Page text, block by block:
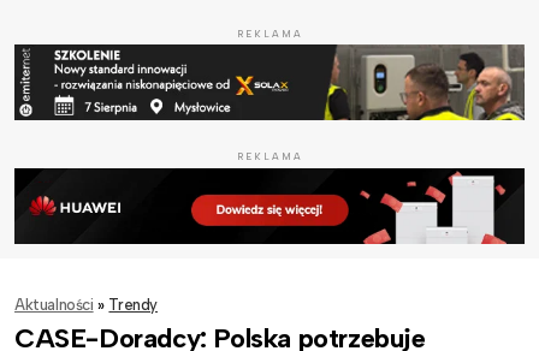
REKLAMA
REKLAMA
Aktualności » Trendy
CASE-Doradcy: Polska potrzebuje